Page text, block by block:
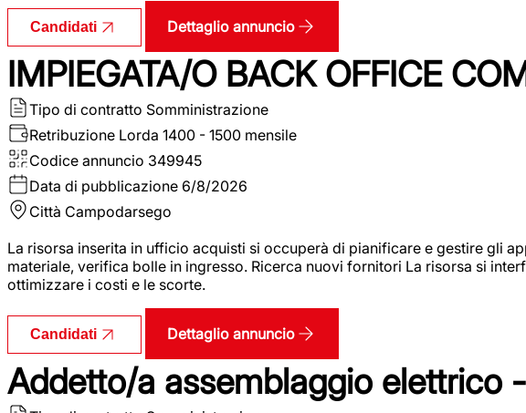
Candidati Dettaglio annuncio
IMPIEGATA/O BACK OFFICE
Tipo di contratto Somministrazione
Retribuzione Lorda 1400 - 1500 mensile
Codice annuncio 349945
Data di pubblicazione 6/8/2026
Città Campodarsego
La risorsa inserita in ufficio acquisti si occuperà di pianificare e gestire gli
materiale, verifica bolle in ingresso. Ricerca nuovi fornitori La risorsa si
ottimizzare i costi e le scorte.
Candidati Dettaglio annuncio
Addetto/a assemblaggio elettrico